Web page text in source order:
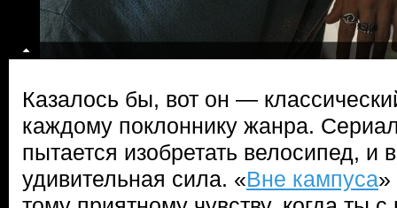
Казалось бы, вот он —
каждому поклоннику жанра.
пытается изобретать велосипед, и
удивительная сила. «Вне кампуса»